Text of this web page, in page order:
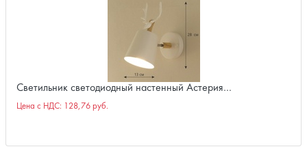
Светильник светодиодный настенный Астерия…
Цена с НДС: 128,76 руб.